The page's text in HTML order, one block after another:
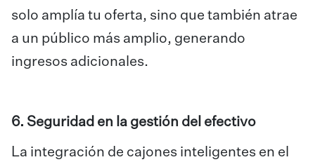
solo amplía tu oferta, sino que también atrae
a un público más amplio, generando
ingresos adicionales.
6. Seguridad en la gestión del efectivo
La integración de cajones inteligentes en el